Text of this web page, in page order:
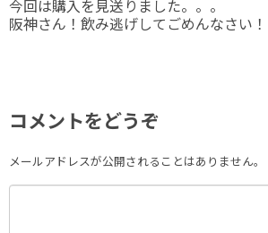
今回は購入を見送りました。。。
阪神さん！飲み逃げしてごめんなさい
コメントをどうぞ
メールアドレスが公開されることはありません。